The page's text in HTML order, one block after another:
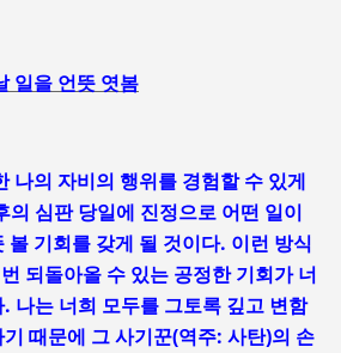
일을 언뜻 엿봄
나의 자비의 행위를 경험할 수 있게
의 심판 당일에 진정으로 어떤 일이
볼 기회를 갖게 될 것이다. 이런 방식
되돌아올 수 있는 공정한 기회가 너
나는 너희 모두를 그토록 깊고 변함
때문에 그 사기꾼(역주: 사탄)의 손